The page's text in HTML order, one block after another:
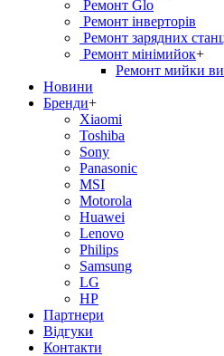
Ремонт Glo
Ремонт інверторів
Ремонт зарядних
Ремонт мiнiмийок+
Ремонт мийки
Новини
Бренди+
Xiaomi
Toshiba
Sony
Panasonic
MSI
Motorola
Huawei
Lenovo
Philips
Samsung
LG
HP
Партнери
Вiдгуки
Контакти